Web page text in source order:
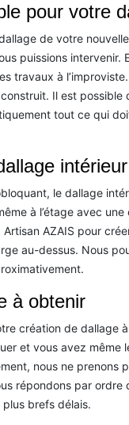
pour votre
de votre
puissions intervenir.
travaux à
Il est
tout ce qui
le dallage
à l’étage avec
AZAIS pour
au-dessus. Nous
à obtenir
création de dallage
et vous avez
nous ne prenons
répondons par
brefs délais.